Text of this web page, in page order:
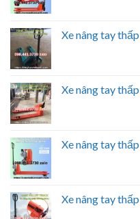
Xe nâng tay
Xe nâng tay
Xe nâng tay
Xe nâng tay